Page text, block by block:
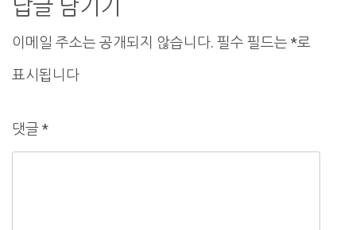
이
션
답글 남기기
이메일 주소는 공개되지 않습니다. 필수 필드는 *로
표시됩니다
댓글 *